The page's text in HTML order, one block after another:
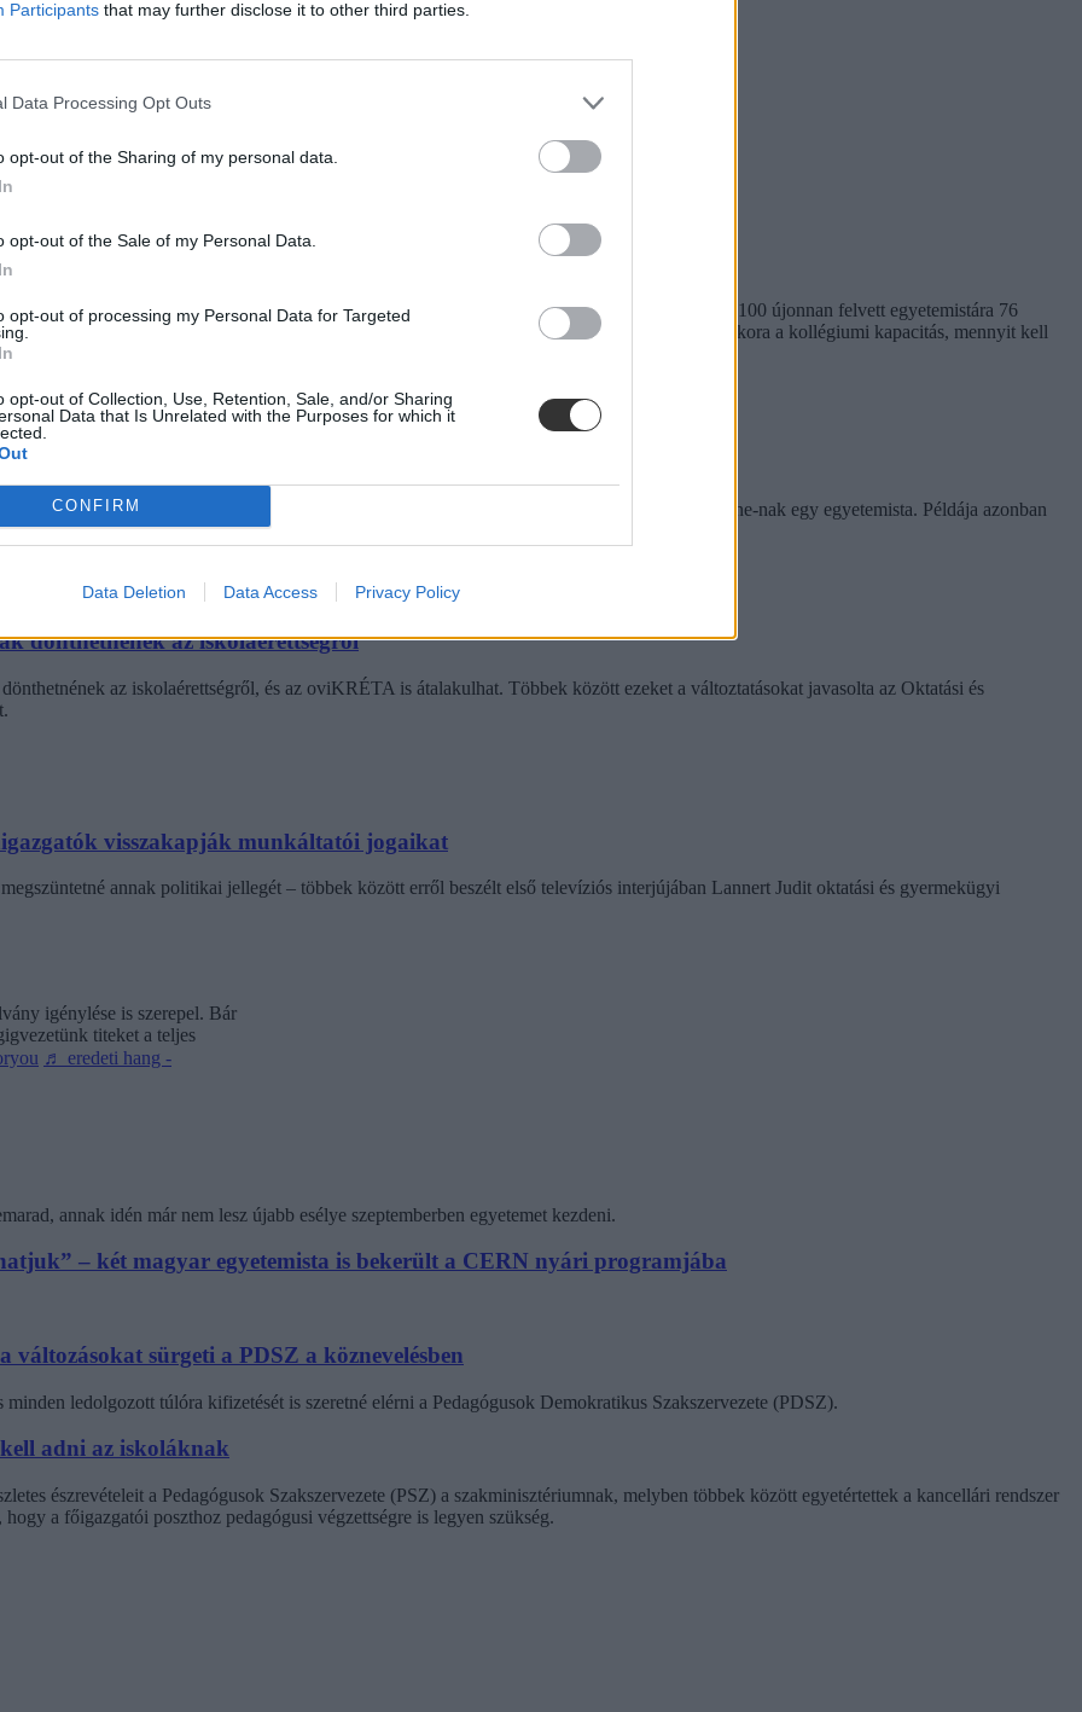
Participants that may further disclose it to other third parties.
Data Processing Opt Outs
opt-out of the Sharing of my personal data.
opt-out of the Sale of my Personal Data.
opt-out of processing my Personal Data for Targeted
opt-out of Collection, Use, Retention, Sale, and/or Sharing
Data that Is Unrelated with the Purposes for which it
CONFIRM
Data Deletion Data Access Privacy Policy
mint ahány kollégiumi férőhely összesen van
hány kollégiumi férőhely jut a hallgatókra, a térítési díj összege sem egységes. Míg a BME-n 100 újonnan felvett egyetemistára 76
9300 és 25 500 forint között mozognak a vizsgált intézményekben. Megnéztük, hol mekkora a kollégiumi kapacitás, mennyit kell
– több mint százezer levelezős hallgatót érinthet a szabály
hallgató vagyok, egyből húzni kezdték a szájukat” – számolt be tapasztalatairól az Eduline-nak egy egyetemista. Példája azonban
dönthetnének az iskolaérettségről
az iskolaérettségről, és az oviKRÉTA is átalakulhat. Többek között ezeket a változtatásokat javasolta az Oktatási és
visszakapják munkáltatói jogaikat
annak politikai jellegét – többek között erről beszélt első televíziós interjújában Lannert Judit oktatási és gyermekügyi
igénylése is szerepel. Bár
titeket a teljes
♬ eredeti hang -
annak idén már nem lesz újabb esélye szeptemberben egyetemet kezdeni.
– két magyar egyetemista is bekerült a CERN nyári programjába
sürgeti a PDSZ a köznevelésben
ledolgozott túlóra kifizetését is szeretné elérni a Pedagógusok Demokratikus Szakszervezete (PDSZ).
kell adni az iskoláknak
észrevételeit a Pedagógusok Szakszervezete (PSZ) a szakminisztériumnak, melyben többek között egyetértettek a kancellári rendszer
a főigazgatói poszthoz pedagógusi végzettségre is legyen szükség.